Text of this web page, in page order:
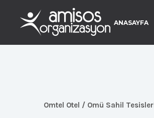
ANASAYFA
Omtel Otel / Omü Sahil